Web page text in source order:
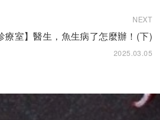
NEXT
療室】醫生，魚生病了怎麼辦！(下)
2025.03.05